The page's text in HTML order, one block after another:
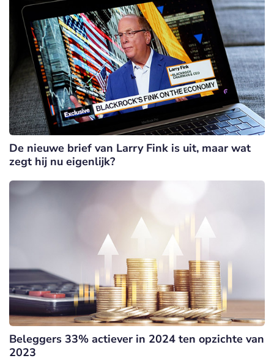
De nieuwe brief van Larry Fink is uit, maar wat
zegt hij nu eigenlijk?
Beleggers 33% actiever in 2024 ten opzichte van
2023